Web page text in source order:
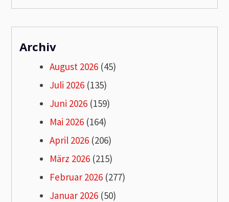
Archiv
August 2026 (45)
Juli 2026 (135)
Juni 2026 (159)
Mai 2026 (164)
April 2026 (206)
März 2026 (215)
Februar 2026 (277)
Januar 2026 (50)